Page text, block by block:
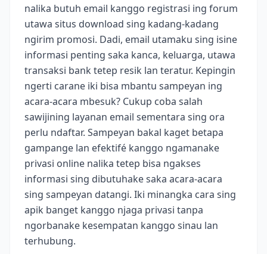
nalika butuh email kanggo registrasi ing forum
utawa situs download sing kadang-kadang
ngirim promosi. Dadi, email utamaku sing isine
informasi penting saka kanca, keluarga, utawa
transaksi bank tetep resik lan teratur. Kepingin
ngerti carane iki bisa mbantu sampeyan ing
acara-acara mbesuk? Cukup coba salah
sawijining layanan email sementara sing ora
perlu ndaftar. Sampeyan bakal kaget betapa
gampange lan efektifé kanggo ngamanake
privasi online nalika tetep bisa ngakses
informasi sing dibutuhake saka acara-acara
sing sampeyan datangi. Iki minangka cara sing
apik banget kanggo njaga privasi tanpa
ngorbanake kesempatan kanggo sinau lan
terhubung.